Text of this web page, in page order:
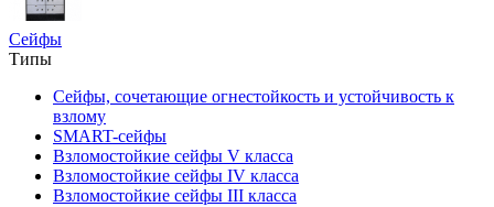
Сейфы
Типы
Сейфы, сочетающие огнестойкость и устойчивость к
взлому
SMART-сейфы
Взломостойкие сейфы V класса
Взломостойкие сейфы IV класса
Взломостойкие сейфы III класса